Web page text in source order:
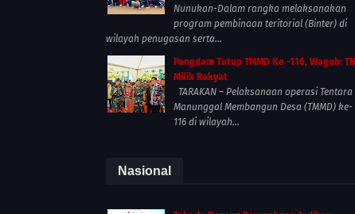
Nunukan-Dalam rangka melaksanakan
program pembinaan teritorial (Binter) di
wilayah penugasan serta...
Pangdam Tutup TMMD Ke -116, Wagub: TNI
Milik Rakyat
TARAKAN – Pelaksanaan operasi Tentara
Manunggal Membangun Desa (TMMD) ke-
116 di wilayah...
Nasional